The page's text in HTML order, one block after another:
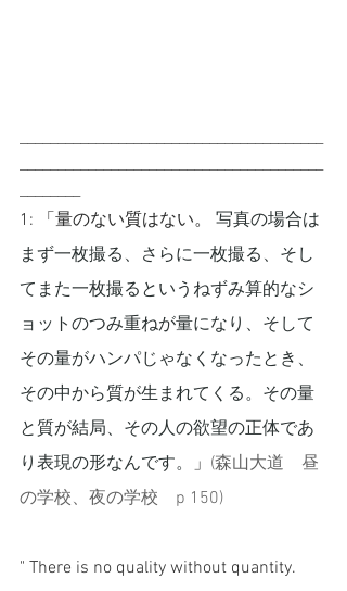
________________________________________
________________________________________
________
1: 「量のない質はない。 写真の場合は
まず一枚撮る、さらに一枚撮る、そし
てまた一枚撮るというねずみ算的なシ
ョットのつみ重ねが量になり、そして
その量がハンパじゃなくなったとき、
その中から質が生まれてくる。その量
と質が結局、その人の欲望の正体であ
り表現の形なんです。 」 (森山大道　昼
の学校、夜の学校　p 150)
" There is no quality without quantity.